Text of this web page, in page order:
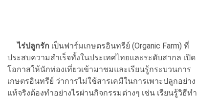
ไร่ปลูกรัก เป็นฟาร์มเกษตรอินทรีย์ (Organic Farm) ที่
ประสบความสำเร็จทั้งในประเทศไทยและระดับสากล เปิด
โอกาสให้นักท่องเที่ยวเข้ามาชมและเรียนรู้กระบวนการ
เกษตรอินทรีย์ ว่าการไม่ใช้สารเคมีในการเพาะปลูกอย่าง
แท้จริงต้องทำอย่างไรผ่านกิจกรรมต่างๆ เช่น เรียนรู้วิธีทำ